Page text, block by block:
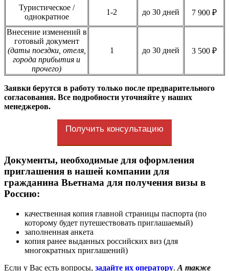
Туристическое /
однократное
1-2 до 30 дней 7 900 ₽
Внесение изменений в
готовый документ
(даты поездки, отеля,
города прибытия и
прочего)
1 до 30 дней 3 500 ₽
Заявки берутся в работу только после предварительного
согласования. Все подробности уточняйте у наших
менеджеров.
Получить консультацию
Документы, необходимые для оформления
приглашения в нашей компании для
гражданина Вьетнама для получения визы в
Россию:
качественная копия главной страницы паспорта (по
которому будет путешествовать приглашаемый)
заполненная анкета
копия ранее выданных российских виз (для
многократных приглашений)
Если у Вас есть вопросы, задайте их оператору. А также